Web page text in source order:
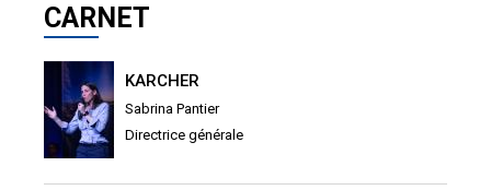
CARNET
KARCHER
Sabrina Pantier
Directrice générale